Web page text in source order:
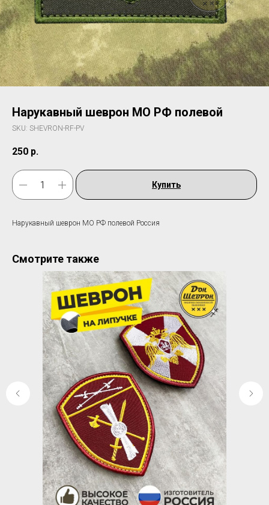
Нарукавный шеврон МО РФ полевой
SKU: SHEVRON-RF-PV
250 р.
Купить
Нарукавный шеврон МО РФ полевой Россия
Смотрите также